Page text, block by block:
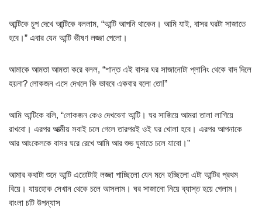
আন্টিকে চুপ দেখে আন্টিকে বললাম, “আন্টি আপনি থাকেন। আমি যাই, বাসর ঘরটা সাজাতে
হবে।” এবার যেন আন্টি ভীষণ লজ্জা পেলো।
আমাকে আমতা আমতা করে বলল, “শান্ত এই বাসর ঘর সাজানোটা প্লানিং থেকে বাদ দিলে
হয়না? লোকজন এসে দেখলে কি ভাববে একবার বলো তো!”
আমি আন্টিকে বলি, “লোকজন কেও দেখবেনা আন্টি। ঘর সাজিয়ে আমরা তালা লাগিয়ে
রাখবো। এরপর আত্মীয় সবাই চলে গেলে তারপরই ওই ঘর খোলা হবে। এরপর আপনাকে
আর আংকেলকে বাসর ঘরে রেখে আমি আর শুভ ঘুমাতে চলে যাবো।”
আমার কথাটা শুনে আন্টি এতোটাই লজ্জা পাচ্ছিলো যেন মনে হচ্ছিলো এটা আন্টির প্রথম
বিয়ে। যায়হোক সেখান থেকে চলে আসলাম। ঘর সাজানো নিয়ে ব্যাস্ত হয়ে গেলাম।
বাংলা চটি উপন্যাস